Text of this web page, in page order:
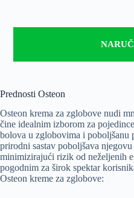
Prednosti Osteon
Osteon krema za zglobove nudi
čine idealnim izborom za
bolova u zglobovima i poboljšanu
prirodni sastav poboljšava
minimizirajući rizik od neželjenih
pogodnim za širok spektar
Osteon kreme za zglobove: